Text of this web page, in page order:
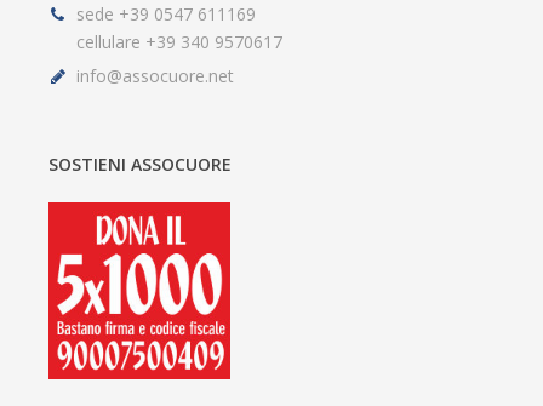
sede +39 0547 611169
cellulare +39 340 9570617
info@assocuore.net
SOSTIENI ASSOCUORE